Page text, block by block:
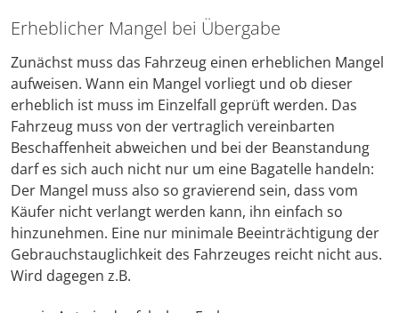
Erheblicher Mangel bei Übergabe
Zunächst muss das Fahrzeug einen erheblichen Mangel
aufweisen. Wann ein Mangel vorliegt und ob dieser
erheblich ist muss im Einzelfall geprüft werden. Das
Fahrzeug muss von der vertraglich vereinbarten
Beschaffenheit abweichen und bei der Beanstandung
darf es sich auch nicht nur um eine Bagatelle handeln:
Der Mangel muss also so gravierend sein, dass vom
Käufer nicht verlangt werden kann, ihn einfach so
hinzunehmen. Eine nur minimale Beeinträchtigung der
Gebrauchstauglichkeit des Fahrzeuges reicht nicht aus.
Wird dagegen z.B.